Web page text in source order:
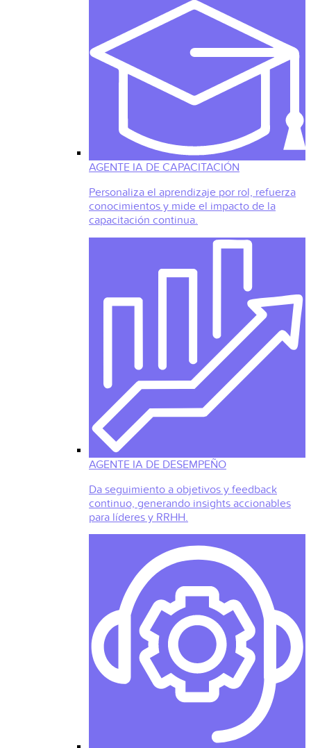
AGENTE IA DE CAPACITACIÓN
Personaliza el aprendizaje por rol, refuerza
conocimientos y mide el impacto de la
capacitación continua.
AGENTE IA DE DESEMPEÑO
Da seguimiento a objetivos y feedback
continuo, generando insights accionables
para líderes y RRHH.